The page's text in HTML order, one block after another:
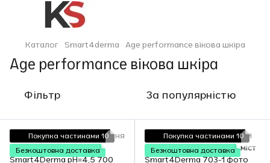
Каталог Smart4derma Age performance вікова шкіра
Age performance вікова шкіра
Фільтр За популярністю
Покупка частинами 10
Безкоштовна доставка
Покупка частинами 10
Безкоштовна доставка